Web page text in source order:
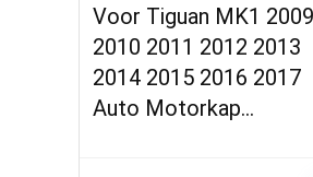
Voor Tiguan MK1 2009
2010 2011 2012 2013
2014 2015 2016 2017
Auto Motorkap…